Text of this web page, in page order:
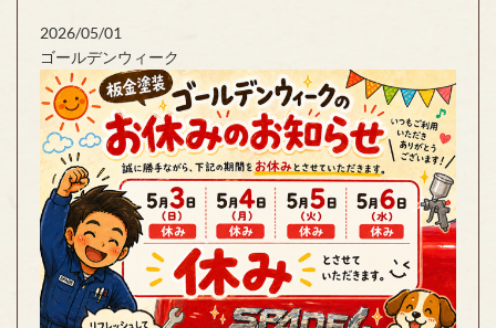
2026/05/01
ゴールデンウィーク